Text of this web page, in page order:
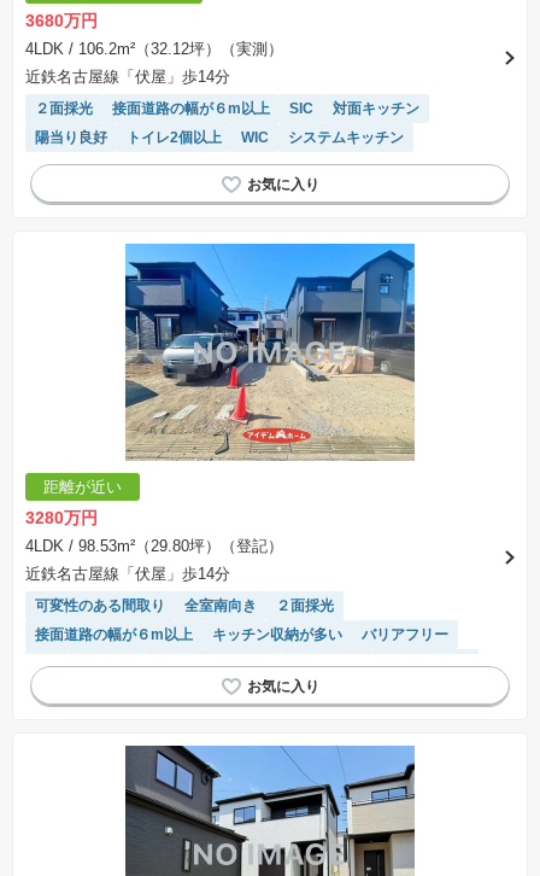
表示されておりません。
※取引にかかる費用：物件の契約手続き、決済、引き渡し時にかかる費用を表示しています。
不動産会社によって表記有無が異なるため、ご自身で十分な確認をしていただくようにお願い
いたします。
場合があります。
3680万円
4LDK / 106.2m²（32.12坪）（実測）
近鉄名古屋線「伏屋」歩14分
２面採光 接面道路の幅が６m以上 SIC
対面キッチン
陽当り良好
トイレ2個以上 WIC システムキッチン
距離が近い
3280万円
4LDK / 98.53m²（29.80坪）（登記）
近鉄名古屋線「伏屋」歩14分
可変性のある間取り 全室南向き
２面採光
接面道路の幅が６m以上
キッチン収納が多い
バリアフリー
SIC
前面棟無 ルーフバルコニー 窓付き浴室
対面キッチン
陽当り良好
浴室乾燥機
システムキッチン